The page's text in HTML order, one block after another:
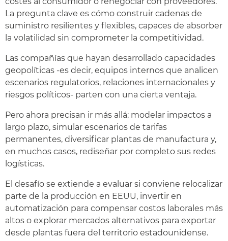
La pregunta clave es cómo construir cadenas de
suministro resilientes y flexibles, capaces de absorber
la volatilidad sin comprometer la competitividad.
Las compañías que hayan desarrollado capacidades
geopolíticas -es decir, equipos internos que analicen
escenarios regulatorios, relaciones internacionales y
riesgos políticos- parten con una cierta ventaja.
Pero ahora precisan ir más allá: modelar impactos a
largo plazo, simular escenarios de tarifas
permanentes, diversificar plantas de manufactura y,
en muchos casos, rediseñar por completo sus redes
logísticas.
El desafío se extiende a evaluar si conviene relocalizar
parte de la producción en EEUU, invertir en
automatización para compensar costos laborales más
altos o explorar mercados alternativos para exportar
desde plantas fuera del territorio estadounidense.